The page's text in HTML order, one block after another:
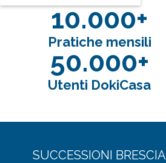
10.000+
Pratiche mensili
50.000+
Utenti DokiCasa
SUCCESSIONI BRESCIA